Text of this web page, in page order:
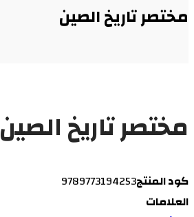
مختصر تاريخ الصين
مختصر تاريخ الصين
كود المنتج9789773194253
العلامات